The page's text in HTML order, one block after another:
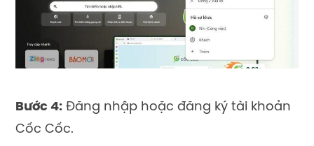
Bước 4: Đăng nhập hoặc đăng ký tài khoản
Cốc Cốc.